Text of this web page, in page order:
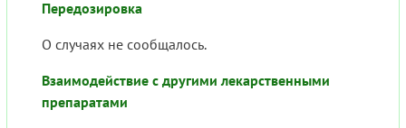
Передозировка
О случаях не сообщалось.
Взаимодействие с другими лекарственными
препаратами